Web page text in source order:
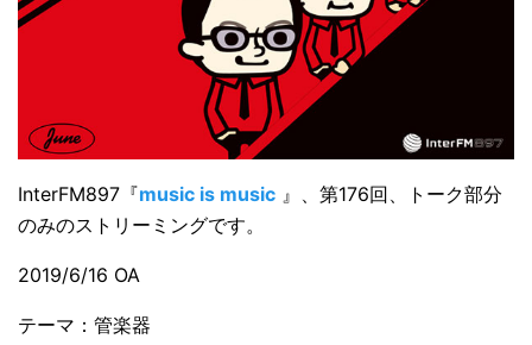
InterFM897『music is music 』、第176回、トーク部分
のみのストリーミングです。
2019/6/16 OA
テーマ：管楽器